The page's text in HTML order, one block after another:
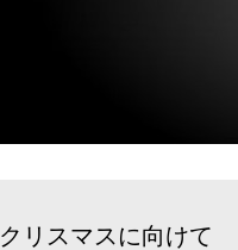
クリスマスに向けて